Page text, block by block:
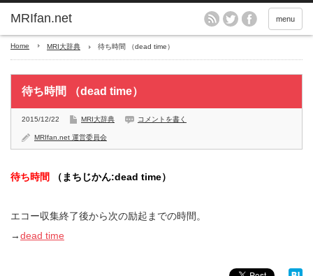
MRIfan.net menu
Home MRI大辞典 待ち時間 （dead time）
待ち時間 （dead time）
2015/12/22 MRI大辞典 コメントを書く
MRIfan.net 運営委員会
待ち時間 （まちじかん:dead time）
エコー収集終了後から次の励起までの時間。
→dead time